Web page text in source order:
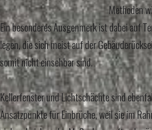
Methoden
Ein besonderes Ausgenmerk ist dabei auf
legen, die sich meist auf der
somit nicht einsehbar sind.
Kellerfenster und Lichtschächte sind
Ansatzpunkte für Einbrüche, weil sie im